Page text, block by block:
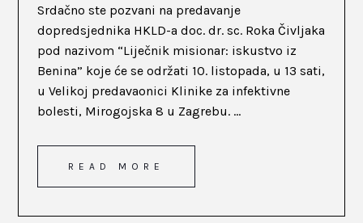
Srdačno ste pozvani na predavanje
dopredsjednika HKLD-a doc. dr. sc. Roka Čivljaka
pod nazivom “Liječnik misionar: iskustvo iz
Benina” koje će se održati 10. listopada, u 13 sati,
u Velikoj predavaonici Klinike za infektivne
bolesti, Mirogojska 8 u Zagrebu. ...
READ MORE